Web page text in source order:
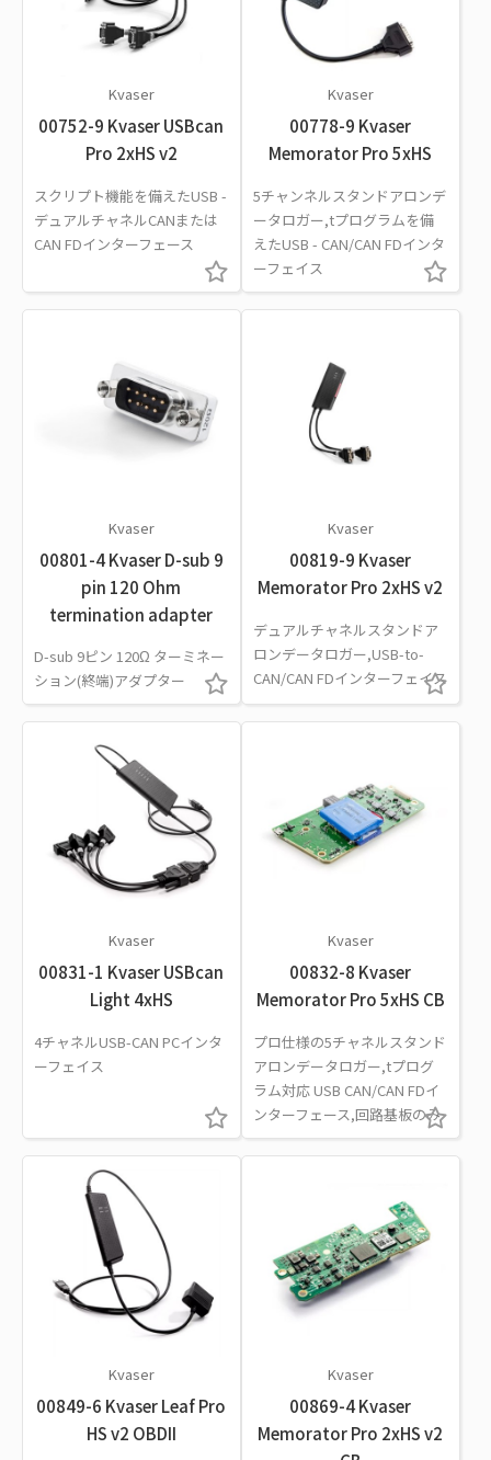
Kvaser
00752-9 Kvaser USBcan
Pro 2xHS v2
スクリプト機能を備えたUSB -
デュアルチャネルCANまたは
CAN FDインターフェース
Kvaser
00778-9 Kvaser
Memorator Pro 5xHS
5チャンネルスタンドアロンデ
ータロガー,tプログラムを備
えたUSB - CAN/CAN FDインタ
ーフェイス
Kvaser
00801-4 Kvaser D-sub 9
pin 120 Ohm
termination adapter
D-sub 9ピン 120Ω ターミネー
ション(終端)アダプター
Kvaser
00819-9 Kvaser
Memorator Pro 2xHS v2
デュアルチャネルスタンドア
ロンデータロガー,USB-to-
CAN/CAN FDインターフェイス
Kvaser
00831-1 Kvaser USBcan
Light 4xHS
4チャネルUSB-CAN PCインタ
ーフェイス
Kvaser
00832-8 Kvaser
Memorator Pro 5xHS CB
プロ仕様の5チャネルスタンド
アロンデータロガー,tプログ
ラム対応 USB CAN/CAN FDイ
ンターフェース,回路基板のみ
Kvaser
00849-6 Kvaser Leaf Pro
HS v2 OBDII
Kvaser
00869-4 Kvaser
Memorator Pro 2xHS v2